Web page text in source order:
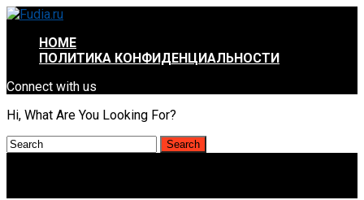
HOME
ПОЛИТИКА КОНФИДЕНЦИАЛЬНОСТИ
Connect with us
Hi, What Are You Looking For?